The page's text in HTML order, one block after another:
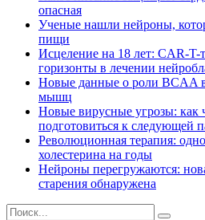
опасная
Ученые нашли нейроны,
пищи
Исцеление на 18 лет: CAR-T-
горизонты в лечении
Новые данные о роли BCAA
мышц
Новые вирусные угрозы: как
подготовиться к следующей
Революционная терапия:
холестерина на годы
Нейроны перегружаются:
старения обнаружена